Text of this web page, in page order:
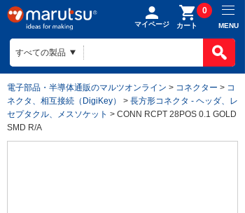
マイページ カート
0
MENU
電子部品・半導体通販のマルツオンライン > コネクター > コ
ネクタ、相互接続（DigiKey）
> 長方形コネクタ - ヘッダ、レ
セプタクル、メスソケット > CONN RCPT 28POS 0.1 GOLD
SMD R/A